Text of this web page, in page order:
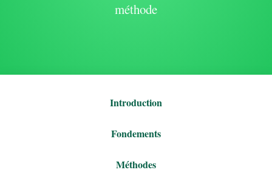
méthode
Introduction
Fondements
Méthodes